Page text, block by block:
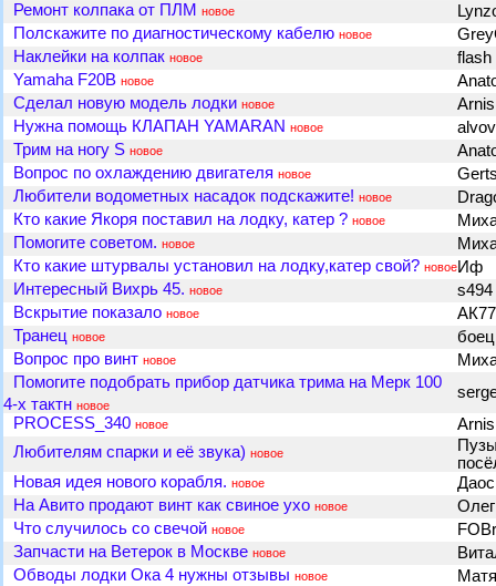
Ремонт колпака от ПЛМ новое
Полскажите по диагностическому кабелю новое
Наклейки на колпак новое
flash
Yamaha F20B новое
Cделал новую модель лодки новое
Нужна помощь КЛАПАН YAMARAN новое
Трим на ногу S новое
Вопрос по охлаждению двигателя новое
Любители водометных насадок подскажите! новое
Кто какие Якоря поставил на лодку, катер ? новое
Помогите советом. новое
Кто какие штурвалы установил на лодку,катер свой? новоеИф
Интересный Вихрь 45. новое
s494
Вскрытие показало новое
Транец новое
Вопрос про винт новое
Помогите подобрать прибор датчика трима на Мерк 100
4-х тактн новое
PROCESS_340 новое
Любителям спарки и её звука) новое
Новая идея нового корабля. новое
На Авито продают винт как свиное ухо новое
Что случилось со свечой новое
Запчасти на Ветерок в Москве новое
Обводы лодки Ока 4 нужны отзывы новое